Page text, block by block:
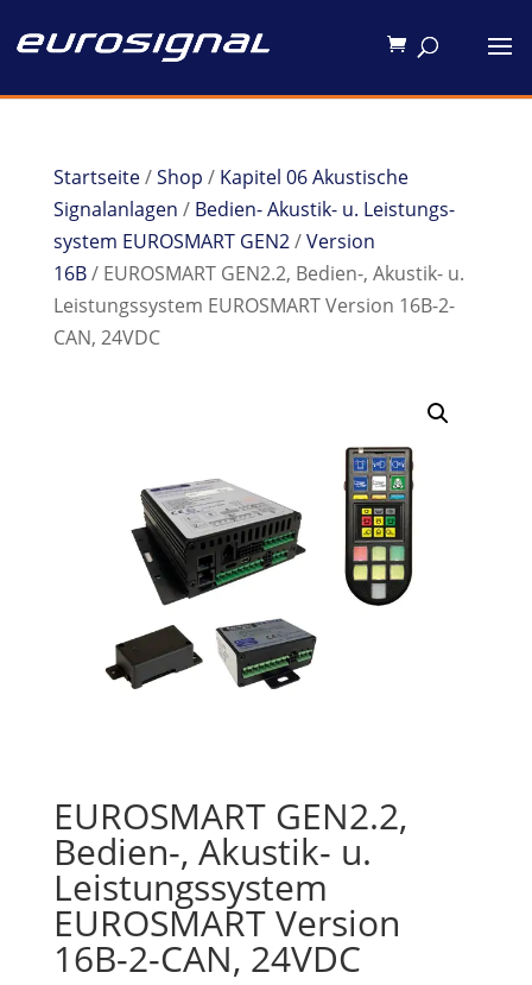
Startseite/Shop / Kapitel 06 Akustische
Signalanlagen / Bedien- Akustik- u. Leistungs-
system EUROSMART GEN2/Version
16B/ EUROSMART GEN2.2, Bedien-, Akustik- u.
Leistungssystem EUROSMART Version 16B-2-
CAN, 24VDC
EUROSMART GEN2.2,
Bedien-, Akustik- u.
Leistungssystem
EUROSMART Version
16B-2-CAN, 24VDC